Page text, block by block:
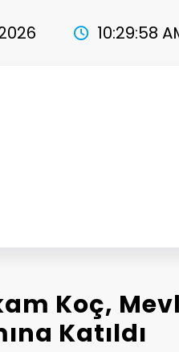
10:29:59
Koç,
Katıldı